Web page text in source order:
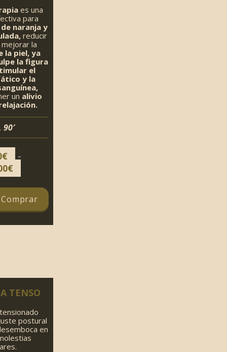
es una
para
naranja y
reducir
mejorar la
la piel, ya
la figura
el
y la
un alivio
90′
€ -
€
de
precios:
desde
79,00€
hasta
TENSO
postural
en